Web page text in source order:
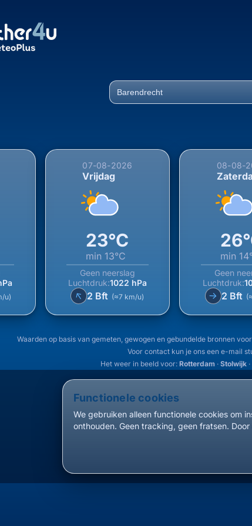
weersverwachting voor
u)
07-08-2026
Vrijdag
23°C
min13°C
Geen neerslag
Luchtdruk:1022 hPa
↑2 Bft (≈7 km/u)
08-08-
min
Geen
Luchtdruk:
↑ 2 Bft
Waarden op basis van gemeten, gewogen en gebundelde bronnen
Voor contact kun je ons een e-mail
Het weer in beeld voor: Rotterdam· Stolwijk·
Functionele cookies
We gebruiken alleen functionele cookies om
onthouden. Geen tracking, geen fratsen. Door